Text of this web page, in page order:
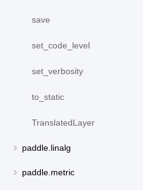
save
set_code_level
set_verbosity
to_static
TranslatedLayer
paddle.linalg
paddle.metric